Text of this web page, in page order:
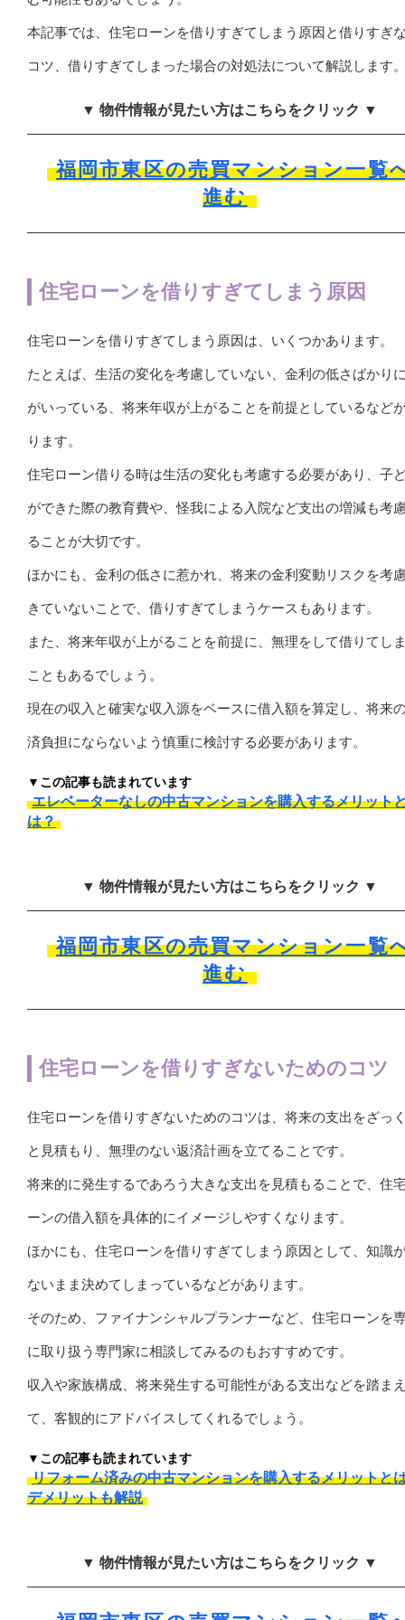
本記事では、住宅ローンを借りすぎてしまう原因と借りすぎ
コツ、借りすぎてしまった場合の対処法について解説します
▼ 物件情報が見たい方はこちらをクリック ▼
福岡市東区の売買マンション一覧
進む
住宅ローンを借りすぎてしまう原因
住宅ローンを借りすぎてしまう原因は、いくつかあります。
たとえば、生活の変化を考慮していない、金利の低さばかり
がいっている、将来年収が上がることを前提としているなど
ります。
住宅ローン借りる時は生活の変化も考慮する必要があり、子
ができた際の教育費や、怪我による入院など支出の増減も考
ることが大切です。
ほかにも、金利の低さに惹かれ、将来の金利変動リスクを考
きていないことで、借りすぎてしまうケースもあります。
また、将来年収が上がることを前提に、無理をして借りてし
こともあるでしょう。
現在の収入と確実な収入源をベースに借入額を算定し、将来
済負担にならないよう慎重に検討する必要があります。
▼この記事も読まれています
エレベーターなしの中古マンションを購入するメリット
は？
▼ 物件情報が見たい方はこちらをクリック ▼
福岡市東区の売買マンション一覧
進む
住宅ローンを借りすぎないためのコツ
住宅ローンを借りすぎないためのコツは、将来の支出をざっ
と見積もり、無理のない返済計画を立てることです。
将来的に発生するであろう大きな支出を見積もることで、住
ーンの借入額を具体的にイメージしやすくなります。
ほかにも、住宅ローンを借りすぎてしまう原因として、知識
ないまま決めてしまっているなどがあります。
そのため、ファイナンシャルプランナーなど、住宅ローンを
に取り扱う専門家に相談してみるのもおすすめです。
収入や家族構成、将来発生する可能性がある支出などを踏ま
て、客観的にアドバイスしてくれるでしょう。
▼この記事も読まれています
リフォーム済みの中古マンションを購入するメリットと
デメリットも解説
▼ 物件情報が見たい方はこちらをクリック ▼